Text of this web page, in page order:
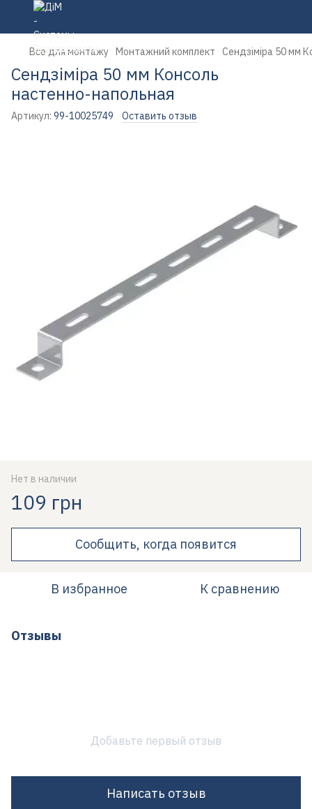
Все для монтажу Монтажний комплект Сендзіміра 50 мм
Сендзіміра 50 мм Консоль
настенно-напольная
Артикул: 99-10025749 Оставить отзыв
Нет в наличии
109 грн
Сообщить, когда появится
В избранное К сравнению
Отзывы
Добавьте первый отзыв
Написать отзыв